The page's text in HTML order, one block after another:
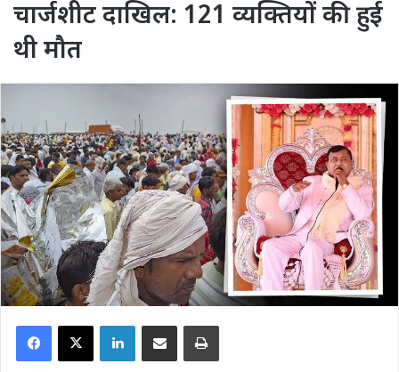
चार्जशीट दाखिल: 121 व्यक्तियों की हुई
थी मौत
Facebook
X LinkedInShare via Email Print